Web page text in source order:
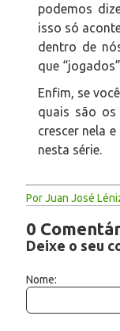
podemos
isso só
dentro de
que
Enfim, se
quais são os
crescer nela
nesta série.
Por Juan José
0
Deixe o seu
Nome: